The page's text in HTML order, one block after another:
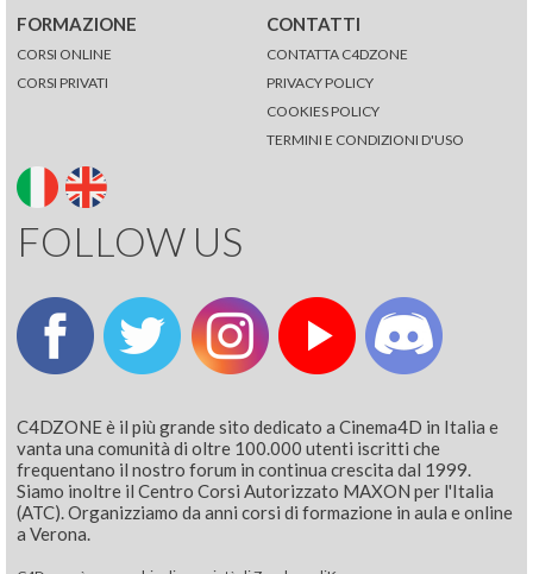
FORMAZIONE
CORSI ONLINE
CORSI PRIVATI
CONTATTI
CONTATTA C4DZONE
PRIVACY POLICY
COOKIES POLICY
TERMINI E CONDIZIONI D'USO
FOLLOW US
C4DZONE è il più grande sito dedicato a Cinema4D in Italia e
vanta una comunità di oltre 100.000 utenti iscritti che
frequentano il nostro forum in continua crescita dal 1999.
Siamo inoltre il Centro Corsi Autorizzato MAXON per l'Italia
(ATC). Organizziamo da anni corsi di formazione in aula e online
a Verona.